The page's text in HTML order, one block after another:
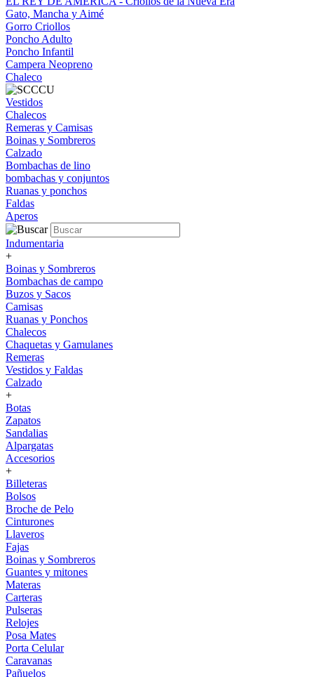
Gato, Mancha y Aimé
Gorro Criollos
Poncho Adulto
Poncho Infantil
Campera Neopreno
Chaleco
Vestidos
Chalecos
Remeras y Camisas
Boinas y Sombreros
Calzado
Bombachas de lino
bombachas y conjuntos
Ruanas y ponchos
Faldas
Aperos
Indumentaria
+
Boinas y Sombreros
Bombachas de campo
Buzos y Sacos
Camisas
Ruanas y Ponchos
Chalecos
Chaquetas y Gamulanes
Remeras
Vestidos y Faldas
Calzado
+
Botas
Zapatos
Sandalias
Alpargatas
Accesorios
+
Billeteras
Bolsos
Broche de Pelo
Cinturones
Llaveros
Fajas
Boinas y Sombreros
Guantes y mitones
Materas
Carteras
Pulseras
Relojes
Posa Mates
Porta Celular
Caravanas
Pañuelos